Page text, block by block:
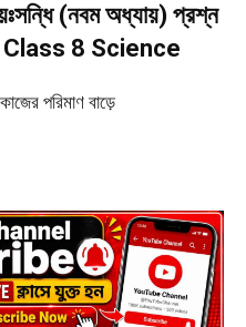
(নবম অধ্যায়) প্রশ্ন
8 Science
পরিমাণ বাড়ে